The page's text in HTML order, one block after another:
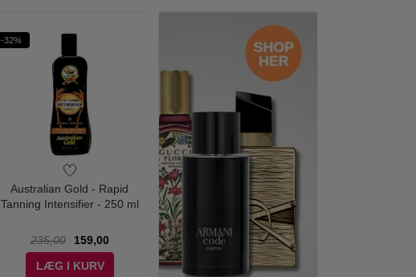
-32%
Australian Gold - Rapid
Tanning Intensifier - 250 ml
235,00
159,00
LÆG I KURV